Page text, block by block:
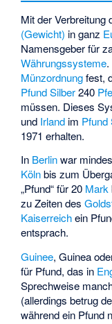
Mit der Verbreitung
(Gewicht) in ganz
Namensgeber für
Währungssysteme.
Münzordnungfest,
Pfund Silber240
müssen. Dieses
und Irland im Pfund
1971 erhalten.
In Berlinwar
Kölnbis zum
„Pfund“ für 20 Mark
zu Zeiten des
Kaiserreichein
entsprach.
Guinee, Guinea
für Pfund, das in
Sprechweise
(allerdings betrug
während ein Pfund